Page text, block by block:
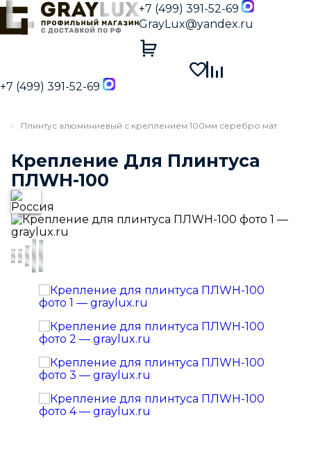
+7 (499) 391-52-69
GrayLux@yandex.ru
+7 (499) 391-52-69
Плинтус алюминиевый с креплением 100мм серебро мат
Крепление Для Плинтуса
ПЛWH-100